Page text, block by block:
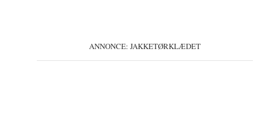
ANNONCE: JAKKETØRKLÆDET